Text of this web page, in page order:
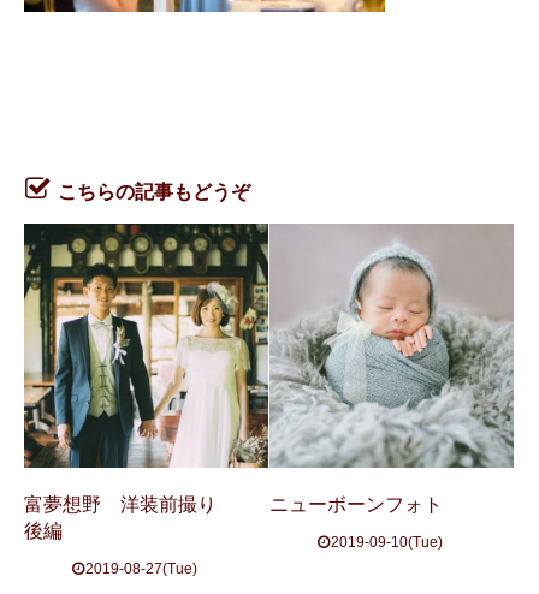
こちらの記事もどうぞ
富夢想野 洋装前撮り
後編
2019-08-27(Tue)
ニューボーンフォト
2019-09-10(Tue)